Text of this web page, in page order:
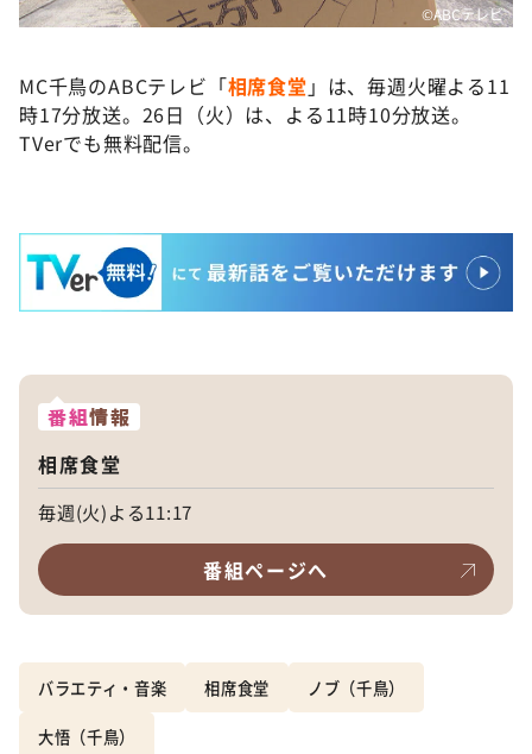
©️ABCテレビ
MC千鳥のABCテレビ「相席食堂 」は、毎週火曜よる11
時17分放送。26日（火）は、よる11時10分放送。
TVerでも無料配信。
番組情報
相席食堂
毎週(火)よる11:17
番組ページへ
バラエティ・音楽 相席食堂 ノブ（千鳥）
大悟（千鳥）